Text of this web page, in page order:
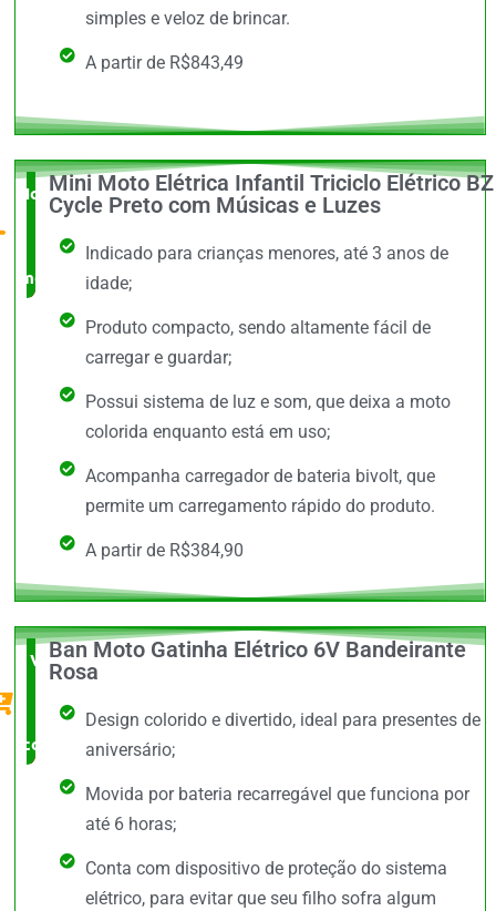
simples e veloz de brincar.
A partir de R$843,49
Novidade
no
mercado
Mini Moto Elétrica Infantil Triciclo Elétrico BZ
Cycle Preto com Músicas e Luzes
Indicado para crianças menores, até 3 anos de
idade;
Produto compacto, sendo altamente fácil de
carregar e guardar;
Possui sistema de luz e som, que deixa a moto
colorida enquanto está em uso;
Acompanha carregador de bateria bivolt, que
permite um carregamento rápido do produto.
A partir de R$384,90
Vale a
Pena
comprar
Ban Moto Gatinha Elétrico 6V Bandeirante
Rosa
Design colorido e divertido, ideal para presentes de
aniversário;
Movida por bateria recarregável que funciona por
até 6 horas;
Conta com dispositivo de proteção do sistema
elétrico, para evitar que seu filho sofra algum